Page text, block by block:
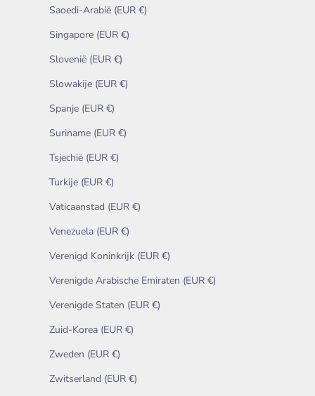
Saoedi-Arabië (EUR €)
Singapore (EUR €)
Slovenië (EUR €)
Slowakije (EUR €)
Spanje (EUR €)
Suriname (EUR €)
Tsjechië (EUR €)
Turkije (EUR €)
Vaticaanstad (EUR €)
Venezuela (EUR €)
Verenigd Koninkrijk (EUR €)
Verenigde Arabische Emiraten (EUR €)
Verenigde Staten (EUR €)
Zuid-Korea (EUR €)
Zweden (EUR €)
Zwitserland (EUR €)